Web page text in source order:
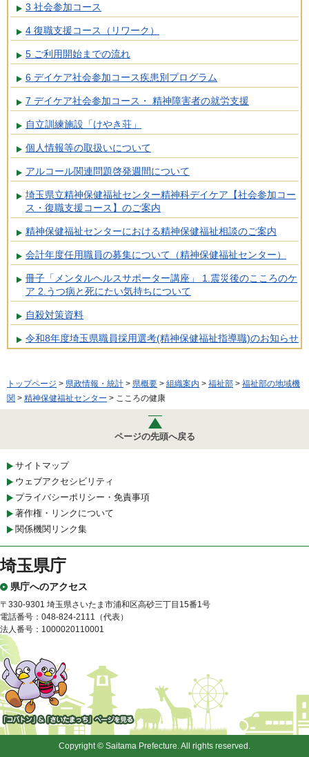
3 社会参加コース
4 復職支援コース（リワーク）
5 ご利用開始までの流れ
6 デイケア社会参加コース疾患別プログラム
7 デイケア社会参加コース・ 精神障害者の就労支援
自立訓練施設「けやき荘」
個人情報等の取扱いについて
アルコール関連問題啓発週間について
埼玉県立精神保健福祉センター精神科デイケア【社会参加コー
ス・復職支援コース】のご案内
精神保健福祉センターにおける精神保健福祉相談のご案内
会計年度任用職員の募集について（精神保健福祉センター）
冊子「メンタルヘルスサポーター講座」 1.震災後のこころのケ
ア 2.うつ病と死にたい気持ちについて
自殺対策資料
令和8年度埼玉県職員採用選考(精神保健福祉指導職)のお知らせ
トップページ > 県政情報・統計 > 県概要 > 組織案内 > 福祉部 > 福祉部の地域機
関 > 精神保健福祉センター > こころの健康
ページの先頭へ戻る
サイトマップ
ウェブアクセシビリティ
プライバシーポリシー・免責事項
著作権・リンクについて
関係機関リンク集
埼玉県庁
県庁へのアクセス
〒330-9301 埼玉県さいたま市浦和区高砂三丁目15番1号
電話番号：048-824-2111（代表）
法人番号：1000020110001
「コバトン」&「さいたまっ
Copyright © Saitama Prefecture. All rights reserved.